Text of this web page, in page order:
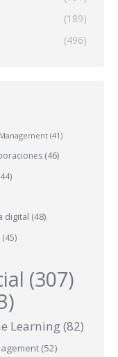
(189)
(496)
(41)
(46)
digital (48)
(45)
(307)
Learning(82)
(52)